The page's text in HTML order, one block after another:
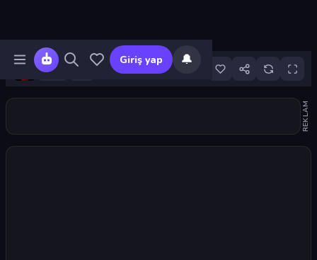
Giriş yap 🔔
7
REKLAM